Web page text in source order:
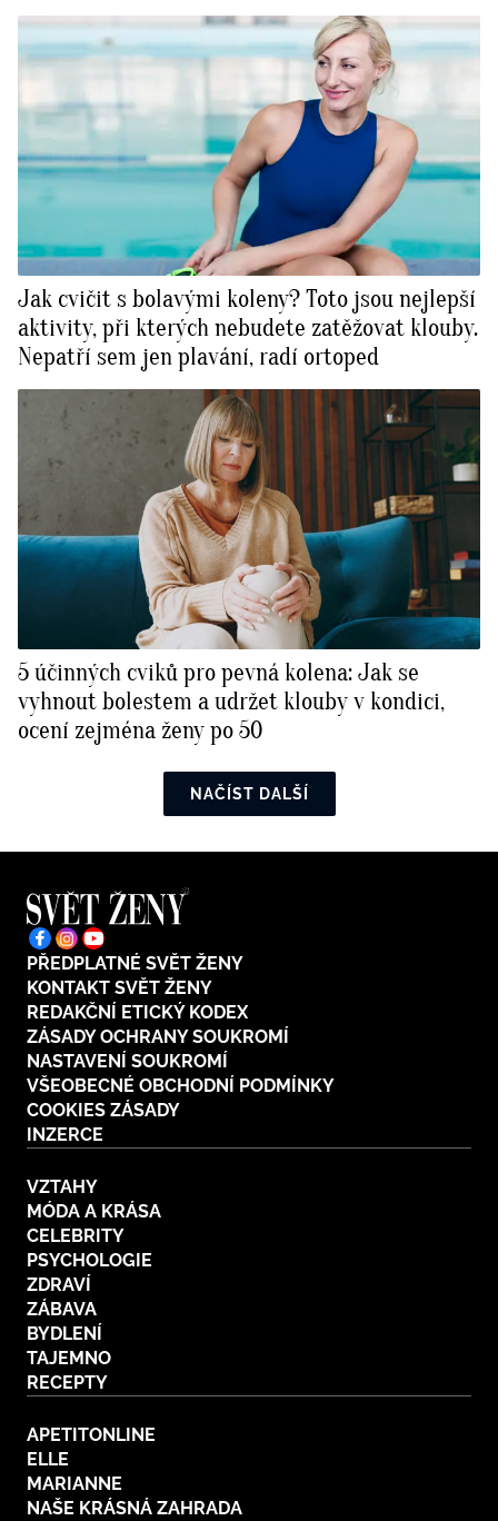
Jak cvičit s bolavými koleny? Toto jsou nejlepší
aktivity, při kterých nebudete zatěžovat klouby.
Nepatří sem jen plavání, radí ortoped
5 účinných cviků pro pevná kolena: Jak se
vyhnout bolestem a udržet klouby v kondici,
ocení zejména ženy po 50
NAČÍST DALŠÍ
PŘEDPLATNÉ SVĚT ŽENY
KONTAKT SVĚT ŽENY
REDAKČNÍ ETICKÝ KODEX
ZÁSADY OCHRANY SOUKROMÍ
NASTAVENÍ SOUKROMÍ
VŠEOBECNÉ OBCHODNÍ PODMÍNKY
COOKIES ZÁSADY
INZERCE
VZTAHY
MÓDA A KRÁSA
CELEBRITY
PSYCHOLOGIE
ZDRAVÍ
ZÁBAVA
BYDLENÍ
TAJEMNO
RECEPTY
APETITONLINE
ELLE
MARIANNE
NAŠE KRÁSNÁ ZAHRADA